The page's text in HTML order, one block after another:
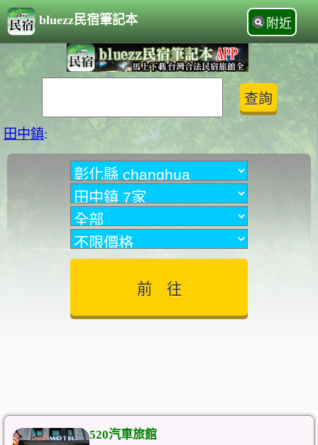
bluezz民宿筆記本 附近
田中鎮:
520汽車旅館